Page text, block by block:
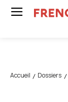
Accueil Dossiers